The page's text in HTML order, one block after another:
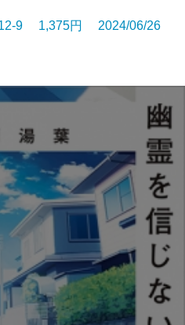
9 1,375円 2024/06/26